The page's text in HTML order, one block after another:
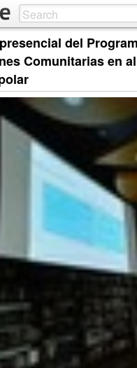
del
Comunitarias en